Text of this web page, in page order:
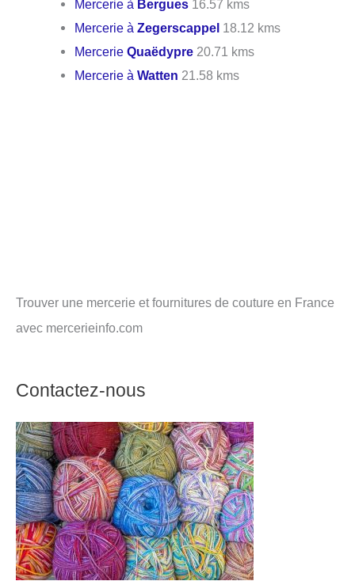
Mercerie à Bergues 16.57 kms
Mercerie à Zegerscappel 18.12 kms
MercerieQuaëdypre 20.71 kms
Mercerie àWatten 21.58 kms
Trouver une mercerie et fournitures de couture en France
avec mercerieinfo.com
Contactez-nous